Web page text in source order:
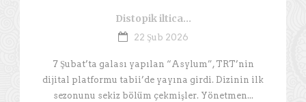
Distopik iltica…
22 Şub 2026
7 Şubat’ta galası yapılan “Asylum”, TRT’nin
dijital platformu tabii’de yayına girdi. Dizinin ilk
sezonunu sekiz bölüm çekmişler. Yönetmen...